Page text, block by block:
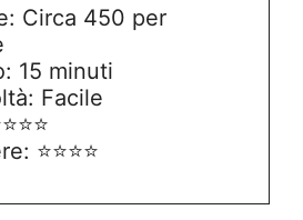
Circa 450 per
15 minuti
Facile
⭐⭐⭐⭐